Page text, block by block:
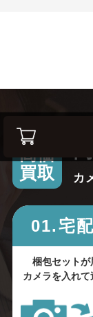
高価
買取
カ
01.宅
梱包セットが
カメラを入れて